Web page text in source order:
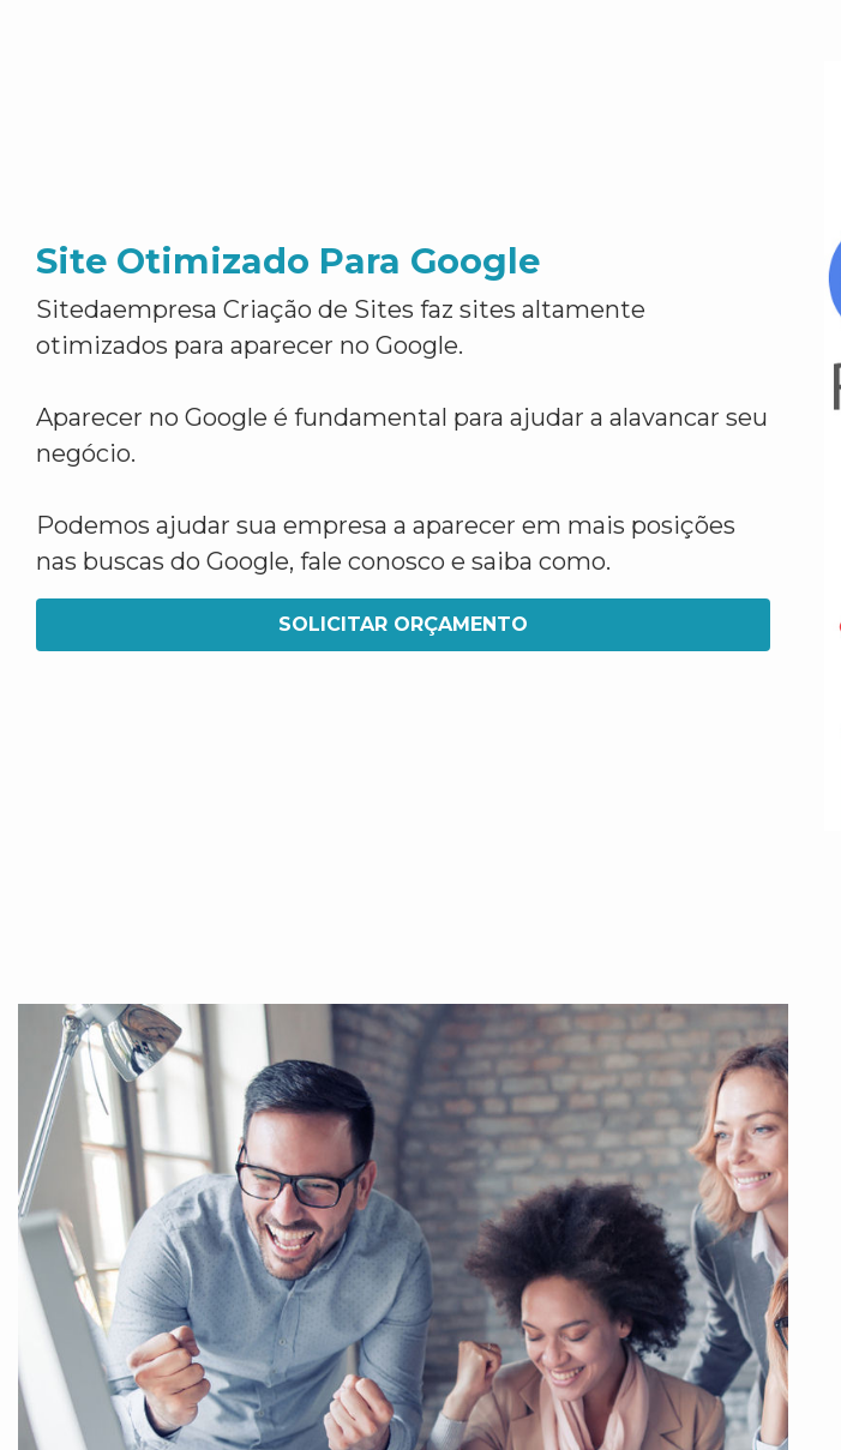
Site Otimizado Para Google
Sitedaempresa Criação de Sites faz sites altamente
otimizados para aparecer no Google.
Aparecer no Google é fundamental para ajudar a alavancar seu
negócio.
Podemos ajudar sua empresa a aparecer em mais posições
nas buscas do Google, fale conosco e saiba como.
SOLICITAR ORÇAMENTO